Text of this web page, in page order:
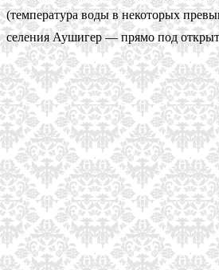
(температура воды в некоторых
селения Аушигер — прямо под